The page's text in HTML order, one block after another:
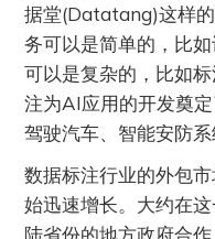
据堂(Datatang)这样
务可以是简单的，比
可以是复杂的，比如
注为AI应用的开发奠
驾驶汽车、智能安防系
数据标注行业的外包
始迅速增长。大约在
陆省份的地方政府合